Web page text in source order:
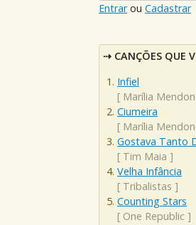
Entrarou Cadastrar
CANÇÕES QUE
Infiel
[ Marília
Ciumeira
[ Marília
Gostava Tanto
[ Tim Maia ]
Velha Infância
[ Tribalistas ]
Counting Stars
[ One Republic ]